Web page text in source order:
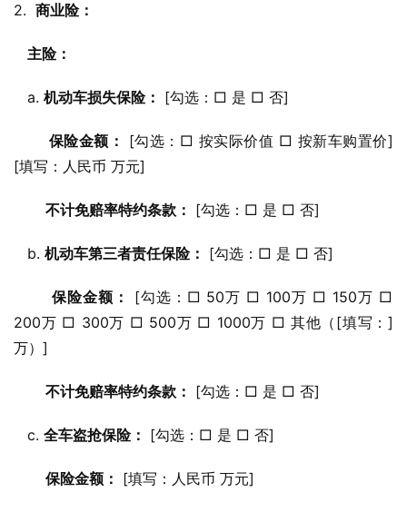
2. 商业险：
主险：
   a.
机动车损失保险： [勾选：□ 是 □ 否]
保险金额：
[勾选：□ 按实际价值 □ 按新车购置价]
[填写：人民币 万元]
不计免赔率特约条款： [勾选：□ 是 □ 否]
   b.
机动车第三者责任保险： [勾选：□ 是 □ 否]
保险金额：
[勾选：□ 50万 □ 100万 □ 150万 □
200万 □ 300万 □ 500万 □ 1000万 □ 其他（[填写：]
万）]
不计免赔率特约条款： [勾选：□ 是 □ 否]
   c.
全车盗抢保险： [勾选：□ 是 □ 否]
保险金额： [填写：人民币 万元]